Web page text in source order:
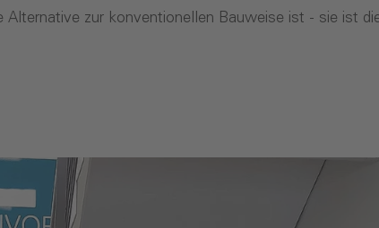
zur konventionellen Bauweise ist - sie ist